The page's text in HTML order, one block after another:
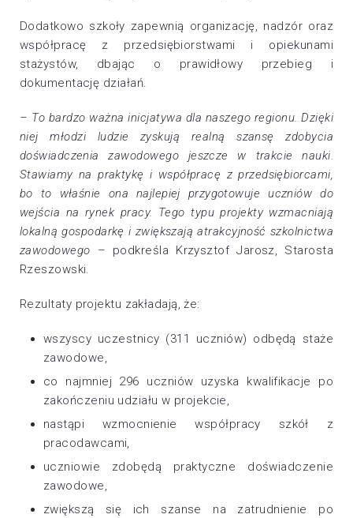
Dodatkowo szkoły zapewnią organizację, nadzór oraz
współpracę z przedsiębiorstwami i opiekunami
stażystów, dbając o prawidłowy przebieg i
dokumentację działań.
– To bardzo ważna inicjatywa dla naszego regionu. Dzięki
niej młodzi ludzie zyskują realną szansę zdobycia
doświadczenia zawodowego jeszcze w trakcie nauki.
Stawiamy na praktykę i współpracę z przedsiębiorcami,
bo to właśnie ona najlepiej przygotowuje uczniów do
wejścia na rynek pracy. Tego typu projekty wzmacniają
lokalną gospodarkę i zwiększają atrakcyjność szkolnictwa
zawodowego – podkreśla Krzysztof Jarosz, Starosta
Rzeszowski.
Rezultaty projektu zakładają, że:
wszyscy uczestnicy (311 uczniów) odbędą staże
zawodowe,
co najmniej 296 uczniów uzyska kwalifikacje po
zakończeniu udziału w projekcie,
nastąpi wzmocnienie współpracy szkół z
pracodawcami,
uczniowie zdobędą praktyczne doświadczenie
zawodowe,
zwiększą się ich szanse na zatrudnienie po